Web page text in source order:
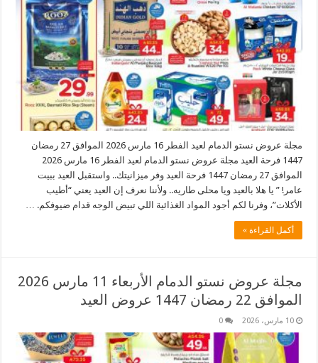
مجلة عروض نستو الدمام لعيد الفطر 16 مارس 2026 الموافق 27 رمضان
1447 فرحة العيد مجلة عروض نستو الدمام لعيد الفطر 16 مارس 2026
الموافق 27 رمضان 1447 فرحة العيد وفر ميزانيتك.. واستقبل العيد ببيت
عامر! ” يا هلا بالعيد ويا محلى طاريه.. ولأننا نعرف إن العيد يعني “أطيب
الأكلات”، وفرنا لكم أجود المواد الغذائية اللي تبيض الوجه قدام ضيوفكم. …
أكمل القراءة »
مجلة عروض نستو الدمام الأربعاء 11 مارس 2026
الموافق 22 رمضان 1447 عروض العيد
10 مارس، 2026 0